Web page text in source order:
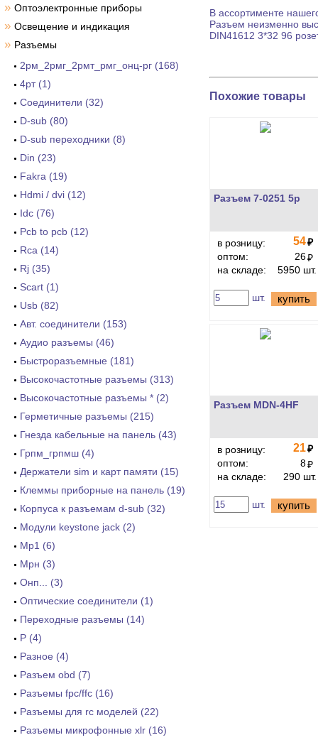
» Оптоэлектронные приборы
» Освещение и индикация
» Разъемы
2рм_2рмг_2рмт_рмг_онц-рг (168)
4рт (1)
Cоединители (32)
D-sub (80)
D-sub переходники (8)
Din (23)
Fakra (19)
Hdmi / dvi (12)
Idc (76)
Pcb to pcb (12)
Rca (14)
Rj (35)
Scart (1)
Usb (82)
Авт. соединители (153)
Аудио разъемы (46)
Быстроразъемные (181)
Высокочастотные разъемы (313)
Высокочастотные разъемы * (2)
Герметичные разъемы (215)
Гнезда кабельные на панель (43)
Грпм_грпмш (4)
Держатели sim и карт памяти (15)
Клеммы приборные на панель (19)
Корпуса к разъемам d-sub (32)
Модули keystone jack (2)
Мр1 (6)
Мрн (3)
Онп... (3)
Оптические соединители (1)
Переходные разъемы (14)
Р (4)
Разное (4)
Разъем obd (7)
Разъемы fpc/ffc (16)
Разъемы для rc моделей (22)
Разъемы микрофонные xlr (16)
В ассортименте
Разъем неизменно
DIN41612 3*32 96
Похожие товары
Разъем 7-0251 5p
в розницу: 54₽
оптом:
26₽
на складе:
5950 шт.
шт. купить
Разъем MDN-4HF
в розницу: 21₽
оптом:
8₽
на складе:
290 шт.
шт. купить